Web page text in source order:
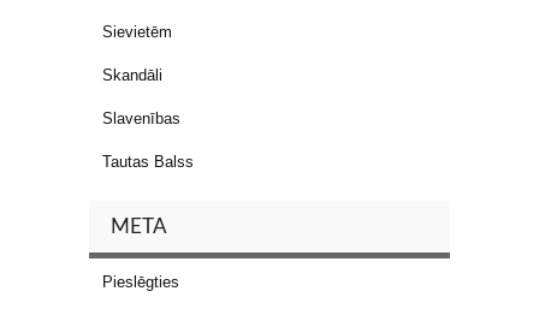
Sievietēm
Skandāli
Slavenības
Tautas Balss
META
Pieslēgties